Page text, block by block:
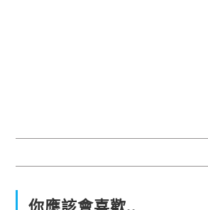
你應該會喜歡..